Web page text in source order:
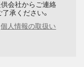
会社からご連絡
承ください。
個人情報の取扱い